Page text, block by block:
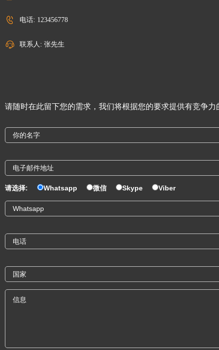
电话: 123456778
联系人: 张先生
请随时在此留下您的需求，我们将根据您的要求提供有竞争力
请选择: Whatsapp 微信 Skype Viber